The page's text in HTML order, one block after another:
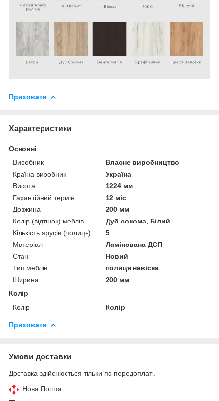
Приховати
Характеристики
Основні
Виробник
Власне виробництво
Країна виробник
Україна
Висота
1224 мм
Гарантійний термін
12 міс
Довжина
200 мм
Колір (відтінок) меблів
Дуб сонома, Білий
Кількість ярусів (полиць)
5
Матеріал
Ламінована ДСП
Стан
Новий
Тип меблів
полиця навісна
Ширина
200 мм
Колір
Колір
Колір
Приховати
Умови доставки
Доставка здійснюється тільки по передоплаті.
Нова Пошта